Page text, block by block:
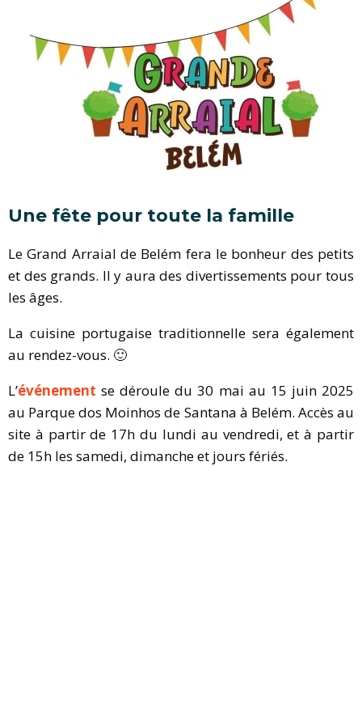
Une fête pour toute la famille
Le Grand Arraial de Belém fera le bonheur des petits
et des grands. Il y aura des divertissements pour tous
les âges.
La cuisine portugaise traditionnelle sera également
au rendez-vous. 🙂
L’événement se déroule du 30 mai au 15 juin 2025
au Parque dos Moinhos de Santana à Belém. Accès au
site à partir de 17h du lundi au vendredi, et à partir
de 15h les samedi, dimanche et jours fériés.